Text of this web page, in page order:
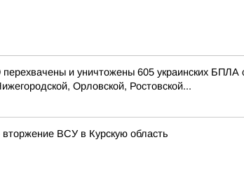
и уничтожены 605 украинских БПЛА
Орловской, Ростовской...
вторжение ВСУ в Курскую область